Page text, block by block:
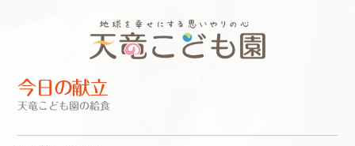
今日の献立
天竜こども園の給食